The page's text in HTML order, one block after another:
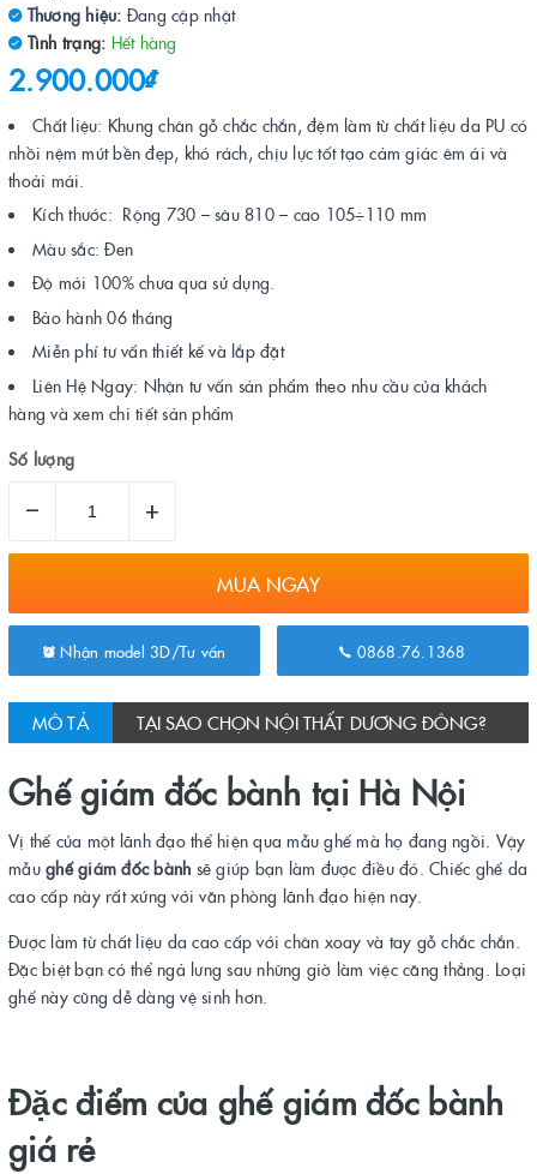
Thương hiệu: Đang cập nhật
Tình trạng: Hết hàng
2.900.000₫
Chất liệu: Khung chân gỗ chắc chắn, đệm làm từ chất liệu da PU có
nhồi nệm mút bền đẹp, khó rách, chịu lực tốt tạo cảm giác êm ái và
thoải mái.
Kích thước: Rộng 730 – sâu 810 – cao 105÷110 mm
Màu sắc: Đen
Độ mới 100% chưa qua sử dụng.
Bảo hành 06 tháng
Miễn phí tư vấn thiết kế và lắp đặt
Liên Hệ Ngay: Nhận tư vấn sản phẩm theo nhu cầu của khách
hàng và xem chi tiết sản phẩm
Số lượng
– +
MUA NGAY
Nhận model 3D/Tư vấn 0868.76.1368
MÔ TẢ TẠI SAO CHỌN NỘI THẤT DƯƠNG ĐÔNG?
Ghế giám đốc bành tại Hà Nội
Vị thế của một lãnh đạo thể hiện qua mẫu ghế mà họ đang ngồi. Vậy
mẫu ghế giám đốc bành sẽ giúp bạn làm được điều đó. Chiếc ghế da
cao cấp này rất xứng với văn phòng lãnh đạo hiện nay.
Được làm từ chất liệu da cao cấp với chân xoay và tay gỗ chắc chắn.
Đặc biệt bạn có thể ngả lưng sau những giờ làm việc căng thẳng. Loại
ghế này cũng dễ dàng vệ sinh hơn.
Đặc điểm của ghế giám đốc bành
giá rẻ